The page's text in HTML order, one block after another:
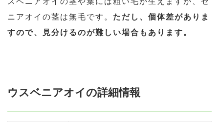
ニアオイの茎は無毛です。 ただし、個体差がありま
すので、見分けるのが難しい場合もあります。
ウスベニアオイの詳細情報